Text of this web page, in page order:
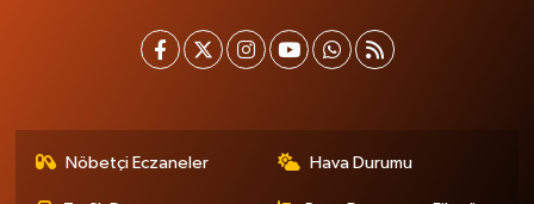
Nöbetçi Eczaneler Hava Durumu